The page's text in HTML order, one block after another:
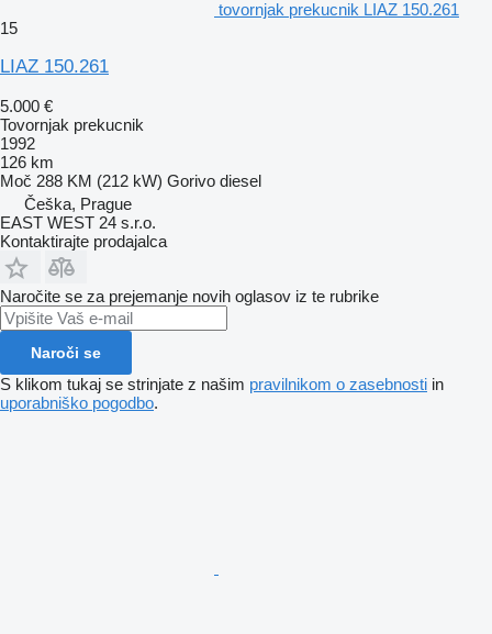
tovornjak prekucnik LIAZ 150.261
15
LIAZ 150.261
5.000 €
Tovornjak prekucnik
1992
126 km
Moč 288 KM (212 kW) Gorivo diesel
Češka, Prague
EAST WEST 24 s.r.o.
Kontaktirajte prodajalca
Naročite se za prejemanje novih oglasov iz te rubrike
Naroči se
S klikom tukaj se strinjate z našim pravilnikom o zasebnosti in
uporabniško pogodbo.